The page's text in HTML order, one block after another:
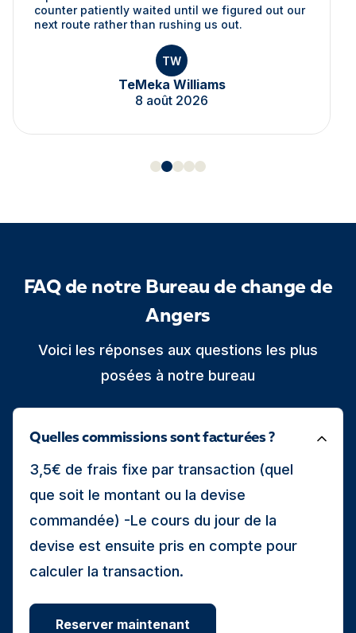
counter patiently waited until we figured out our
next route rather than rushing us out.
TW
TeMeka Williams
8 août 2026
FAQ de notre Bureau de change de
Angers
Voici les réponses aux questions les plus
posées à notre bureau
Quelles commissions sont facturées ?
3,5€ de frais fixe par transaction (quel
que soit le montant ou la devise
commandée) -Le cours du jour de la
devise est ensuite pris en compte pour
calculer la transaction.
Reserver maintenant